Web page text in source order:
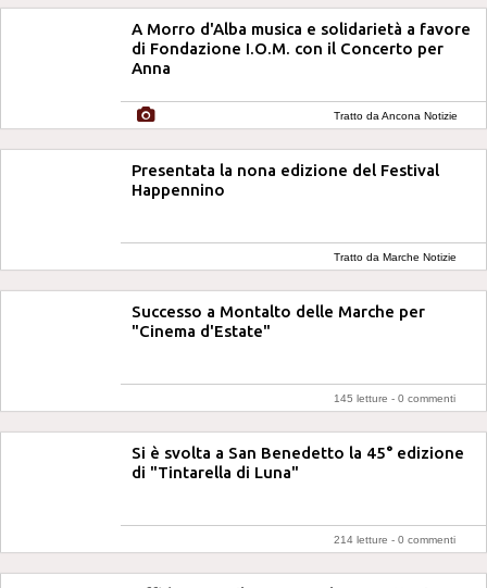
A Morro d'Alba musica e solidarietà a favore
di Fondazione I.O.M. con il Concerto per
Anna
Tratto da Ancona Notizie
Presentata la nona edizione del Festival
Happennino
Tratto da Marche Notizie
Successo a Montalto delle Marche per
"Cinema d'Estate"
145 letture - 0 commenti
Si è svolta a San Benedetto la 45° edizione
di "Tintarella di Luna"
214 letture - 0 commenti